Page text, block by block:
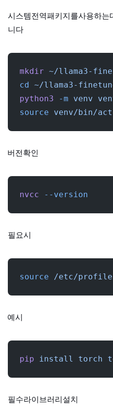
시스템 전역 Python 패키지를 사용
니다.
mkdir ~/llama3-
cd ~/llama3-
python3 -m venv
source venv/bin/
CUDA 버전 확인:
nvcc --version
필요 시:
source /etc/
CUDA 12.1 예시:
pip install torch
필수 라이브러리 설치: